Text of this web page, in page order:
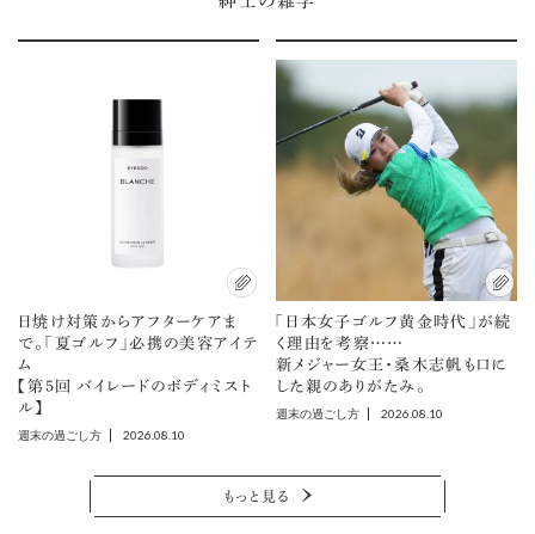
日焼け対策からアフターケアま
で。「夏ゴルフ」必携の美容アイテ
ム
【第5回 バイレードのボディミスト
ル】
週末の過ごし方 2026.08.10
「日本女子ゴルフ黄金時代」が続
く理由を考察……
新メジャー女王・桑木志帆も口に
した親のありがたみ。
週末の過ごし方 2026.08.10
もっと見る